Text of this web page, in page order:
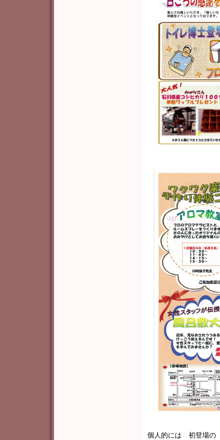
個人的には 初登場の